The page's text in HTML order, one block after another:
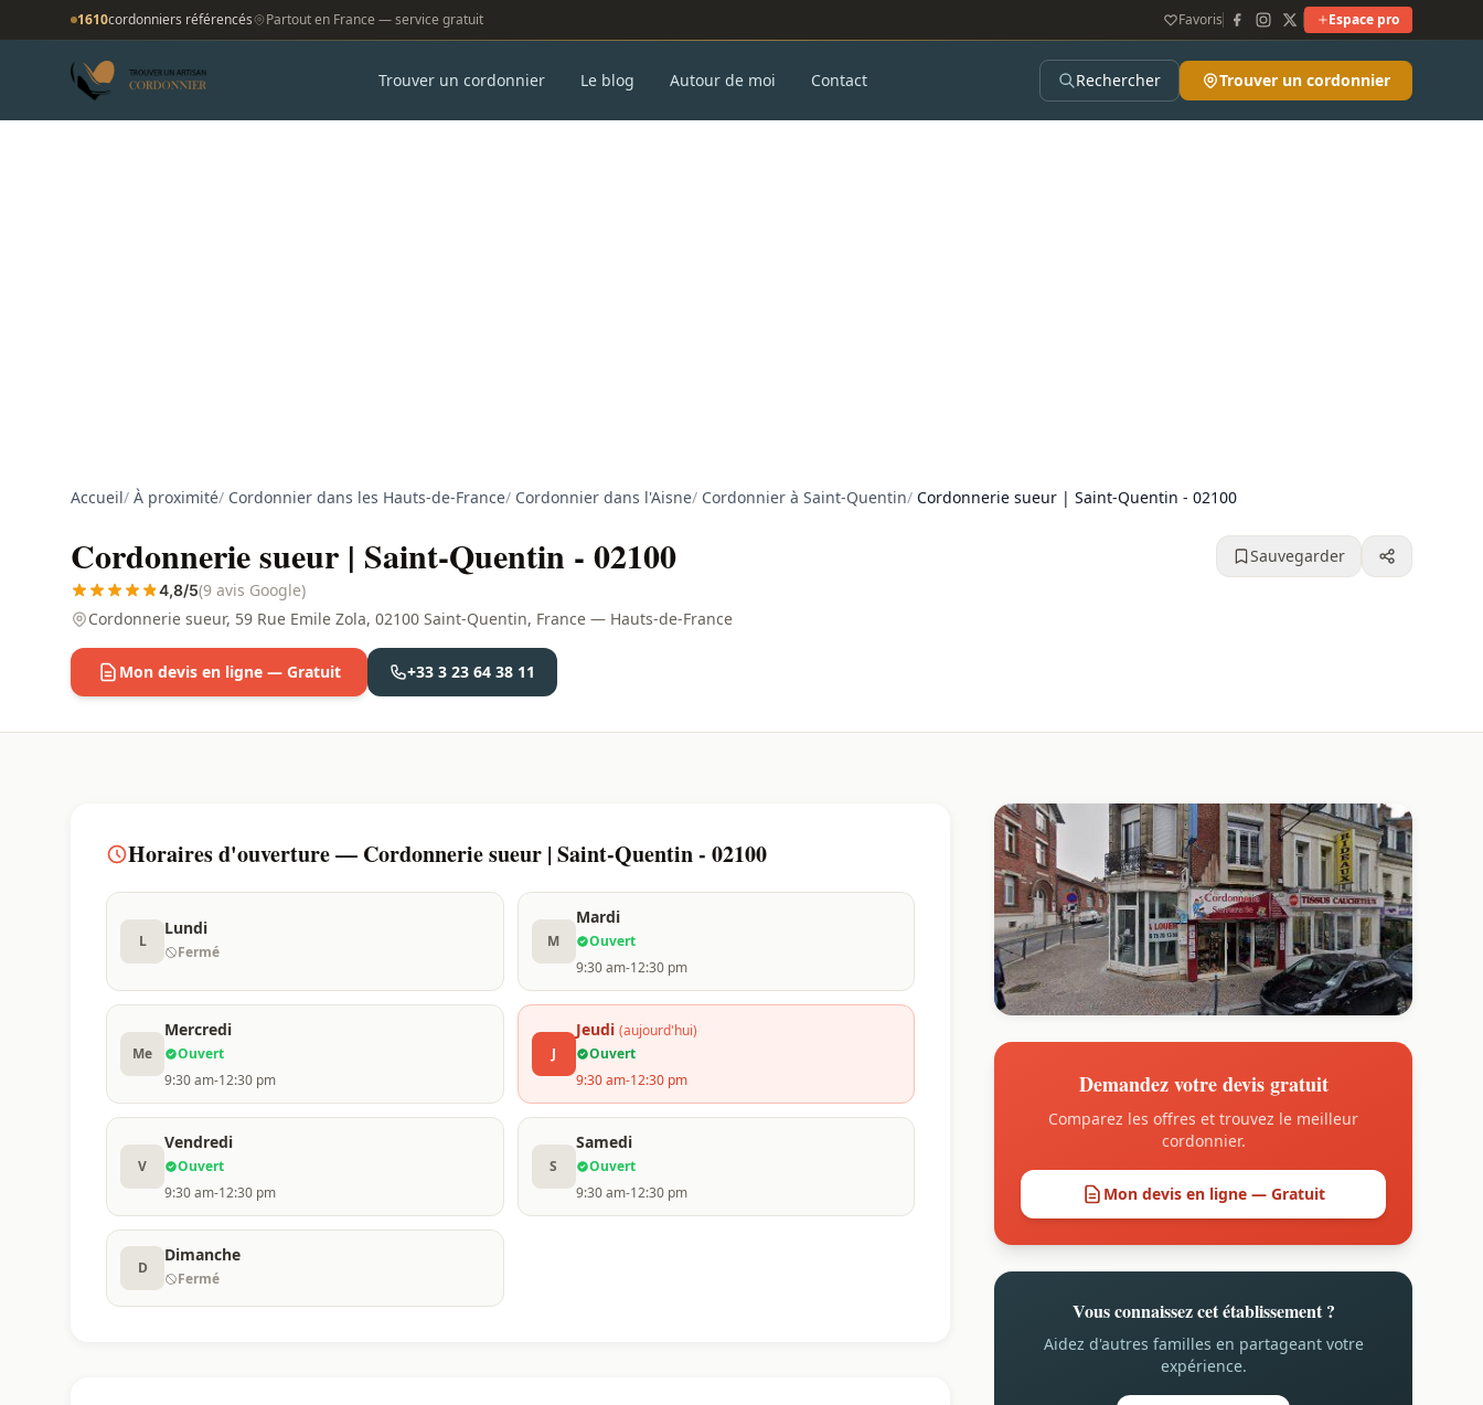
1610cordonniers référencés Partout en France — service gratuit Favoris Espace pro
Trouver un cordonnier Le blog Autour de moi Contact Rechercher Trouver un cordonnier
Accueil/ À proximité/ Cordonnier dans les Hauts-de-France/ Cordonnier dans l'Aisne/ Cordonnier à Saint-Quentin/ Cordonnerie sueur | Saint-Quentin - 02100
Cordonnerie sueur | Saint-Quentin - 02100
4,8/5(9 avis Google)
Cordonnerie sueur, 59 Rue Emile Zola, 02100 Saint-Quentin, France — Hauts-de-France
Sauvegarder
Mon devis en ligne — Gratuit +33 3 23 64 38 11
Horaires d'ouverture — Cordonnerie sueur | Saint-Quentin - 02100
L
Lundi
Fermé
M
Mardi
Ouvert
9:30 am-12:30 pm
Me
Mercredi
Ouvert
9:30 am-12:30 pm
J
Jeudi (aujourd'hui)
Ouvert
9:30 am-12:30 pm
V
Vendredi
Ouvert
9:30 am-12:30 pm
S
Samedi
Ouvert
9:30 am-12:30 pm
D
Dimanche
Fermé
Demandez votre devis gratuit
Comparez les offres et trouvez le meilleur
cordonnier.
Mon devis en ligne — Gratuit
Vous connaissez cet établissement ?
Aidez d'autres familles en partageant votre
expérience.